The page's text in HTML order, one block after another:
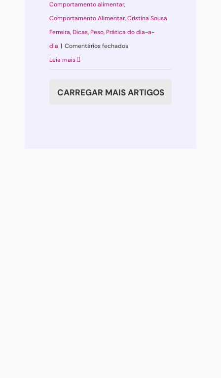
Comportamento alimentar,
Comportamento Alimentar,Cristina Sousa
Ferreira, Dicas, Peso, Prática do dia-a-
dia | Comentários fechadosem
Leia mais
CARREGAR MAIS ARTIGOS